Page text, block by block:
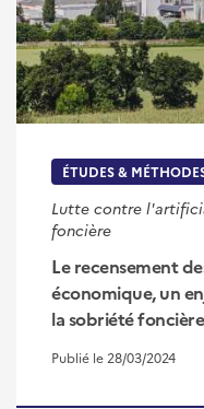
ÉTUDES &
Lutte contre
foncière
Le recensement
économique, un
la sobriété foncière
Publié le 28/03/2024